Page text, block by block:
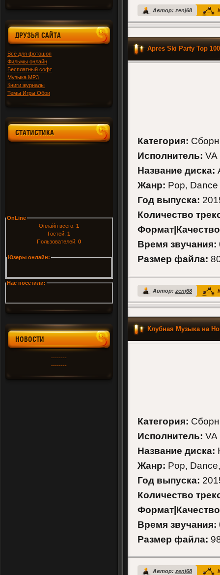
Автор: zenj68
Apres Ski Party Top
Категория:
Исполнитель: VA
Название диска:
Жанр: Pop, Dance
Год выпуска:
Количество
Время звучания:
Размер файла:
Автор: zenj68
Клубная Музыка на
Категория:
Исполнитель: VA
Название диска:
Жанр: Pop,
Год выпуска:
Количество
Время звучания:
Размер файла:
Автор: zenj68
ДРУЗЬЯ САЙТА
Всё для фотошоп
Фильмы онлайн
Бесплатный софт
Музыка MP3
Книги журналы
Темы Игры Обои
СТАТИСТИКА
OnLine
Онлайн всего: 1
Гостей: 1
Пользователей: 0
Юзеры онлайн:
Нас посетили:
НОВОСТИ
--------
--------